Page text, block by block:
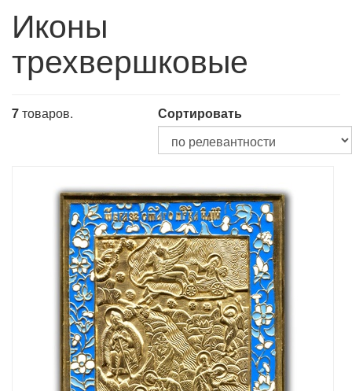
Иконы
трехвершковые
7товаров. Сортировать